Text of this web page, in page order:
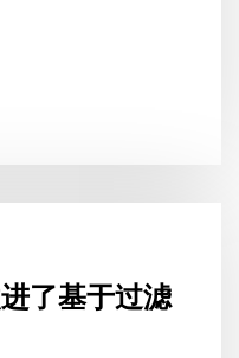
了基于过滤